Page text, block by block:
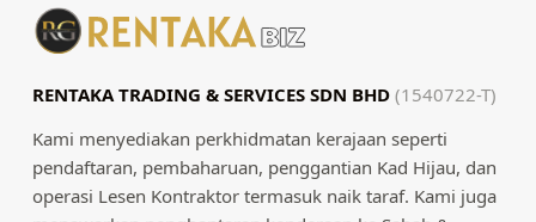
RENTAKA TRADING & SERVICES SDN BHD (1540722-T)
Kami menyediakan perkhidmatan kerajaan seperti
pendaftaran, pembaharuan, penggantian Kad Hijau, dan
operasi Lesen Kontraktor termasuk naik taraf. Kami juga